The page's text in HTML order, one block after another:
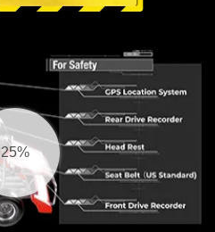
27%